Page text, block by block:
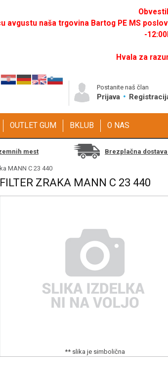
avgustu naša trgovina Bartog PE MS
-
Hvala za
Postanite naš član
Prijava
OUTLET GUM BKLUB O NAS
mest Brezplačna dostava
MANN C 23 440
FILTER ZRAKA MANN C 23 440
** slika je simbolična